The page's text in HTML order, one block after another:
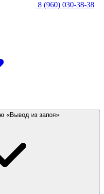
8 (960) 030-38-38
«Вывод из запоя»